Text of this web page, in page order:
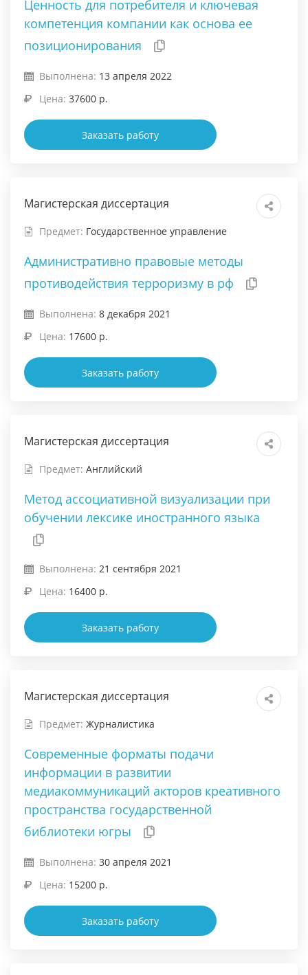
Ценность для потребителя и ключевая
компетенция компании как основа ее
позиционирования
Выполнена: 13 апреля 2022
Цена: 37600 р.
Заказать работу
Магистерская диссертация
Предмет: Государственное управление
Административно правовые методы
противодействия терроризму в рф
Выполнена: 8 декабря 2021
Цена: 17600 р.
Заказать работу
Магистерская диссертация
Предмет: Английский
Метод ассоциативной визуализации при
обучении лексике иностранного языка
Выполнена: 21 сентября 2021
Цена: 16400 р.
Заказать работу
Магистерская диссертация
Предмет: Журналистика
Современные форматы подачи
информации в развитии
медиакоммуникаций акторов креативного
пространства государственной
библиотеки югры
Выполнена: 30 апреля 2021
Цена: 15200 р.
Заказать работу